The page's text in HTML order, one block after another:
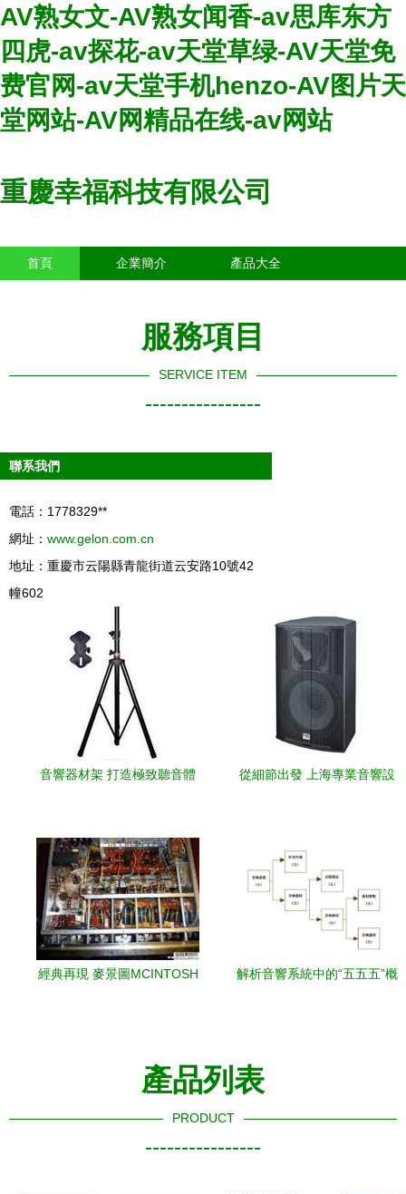
AV熟女文-AV熟女闻香-av思库东方
四虎-av探花-av天堂草绿-AV天堂免
费官网-av天堂手机henzo-AV图片天
堂网站-AV网精品在线-av网站
重慶幸福科技有限公司
首頁 企業簡介 產品大全
服務項目
SERVICE ITEM
----------------
聯系我們
電話：1778329**
網址： www.gelon.com.cn
地址：重慶市云陽縣青龍街道云安路10號42
幢602
音響器材架 打造極致聽音體
從細節出發 上海專業音響設
經典再現 麥景圖MCINTOSH
解析音響系統中的“五五五”概
產品列表
PRODUCT
----------------